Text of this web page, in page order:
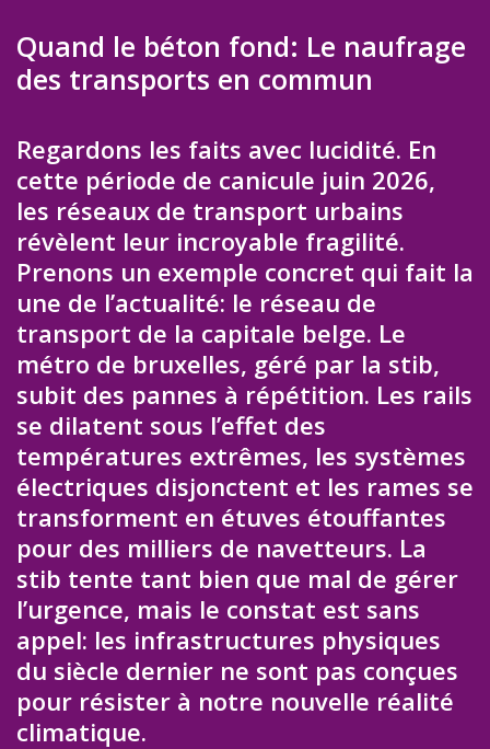
Quand le béton fond: Le naufrage
des transports en commun
Regardons les faits avec lucidité. En
cette période de canicule juin 2026,
les réseaux de transport urbains
révèlent leur incroyable fragilité.
Prenons un exemple concret qui fait la
une de l’actualité: le réseau de
transport de la capitale belge. Le
métro de bruxelles, géré par la stib,
subit des pannes à répétition. Les rails
se dilatent sous l’effet des
températures extrêmes, les systèmes
électriques disjonctent et les rames se
transforment en étuves étouffantes
pour des milliers de navetteurs. La
stib tente tant bien que mal de gérer
l’urgence, mais le constat est sans
appel: les infrastructures physiques
du siècle dernier ne sont pas conçues
pour résister à notre nouvelle réalité
climatique.